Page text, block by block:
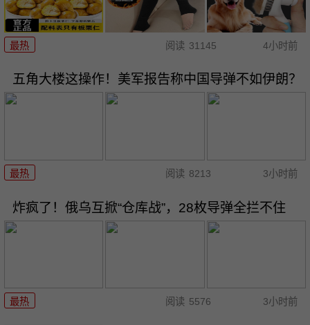
最热 阅读 31145 4小时前
五角大楼这操作！美军报告称中国导弹不如伊朗？
最热 阅读 8213 3小时前
炸疯了！俄乌互掀“仓库战”，28枚导弹全拦不住
最热 阅读 5576 3小时前